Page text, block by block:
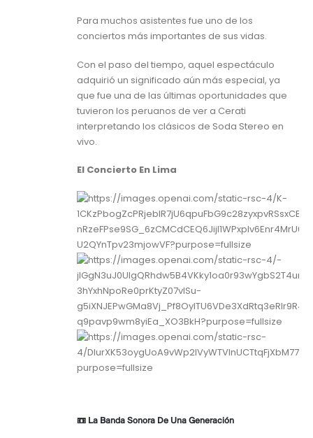
Para muchos asistentes fue uno de los
conciertos más importantes de sus vidas.
Con el paso del tiempo, aquel espectáculo
adquirió un significado aún más especial, ya
que fue una de las últimas oportunidades que
tuvieron los peruanos de ver a Cerati
interpretando los clásicos de Soda Stereo en
vivo.
El Concierto En Lima
📼 La Banda Sonora De Una Generación